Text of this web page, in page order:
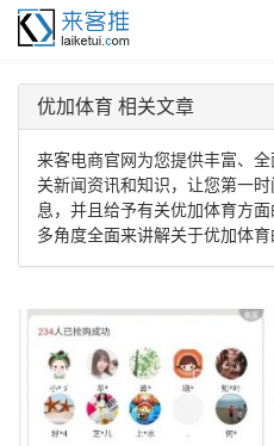
优加体育 相关文章
来客电商官网为您提供丰富、
关新闻资讯和知识，让您第一
息，并且给予有关优加体育方
多角度全面来讲解关于优加体育